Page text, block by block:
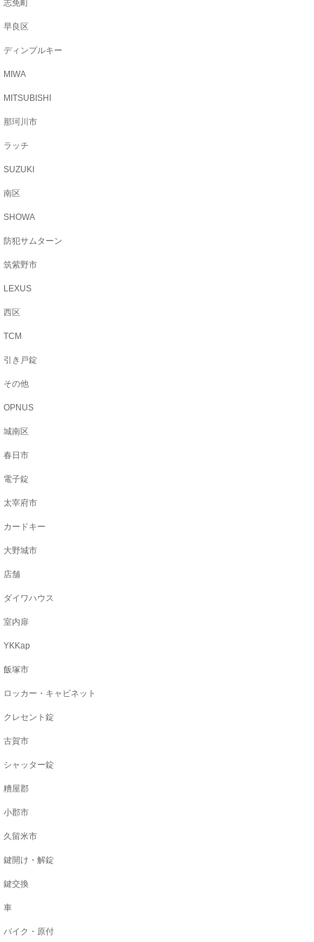
志免町
早良区
ディンプルキー
MIWA
MITSUBISHI
那珂川市
ラッチ
SUZUKI
南区
SHOWA
防犯サムターン
筑紫野市
LEXUS
西区
TCM
引き戸錠
その他
OPNUS
城南区
春日市
電子錠
太宰府市
カードキー
大野城市
店舗
ダイワハウス
室内扉
YKKap
飯塚市
ロッカー・キャビネット
クレセント錠
古賀市
シャッター錠
糟屋郡
小郡市
久留米市
鍵開け・解錠
鍵交換
車
バイク・原付